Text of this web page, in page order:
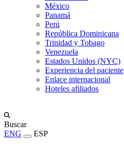
México
Panamá
Perú
República Dominicana
Trinidad y Tobago
Venezuela
Estados Unidos (NYC)
Experiencia del paciente
Enlace internacional
Hoteles afiliados
Buscar
ENG
ESP